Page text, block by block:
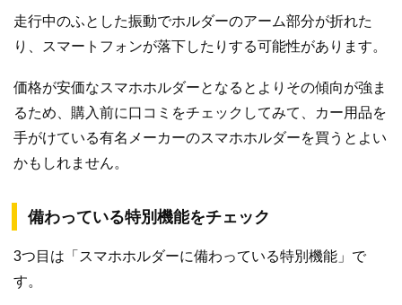
走行中のふとした振動でホルダーのアーム部分が折れた
り、スマートフォンが落下したりする可能性があります。
価格が安価なスマホホルダーとなるとよりその傾向が強ま
るため、購入前に口コミをチェックしてみて、カー用品を
手がけている有名メーカーのスマホホルダーを買うとよい
かもしれません。
備わっている特別機能をチェック
3つ目は「スマホホルダーに備わっている特別機能」で
す。